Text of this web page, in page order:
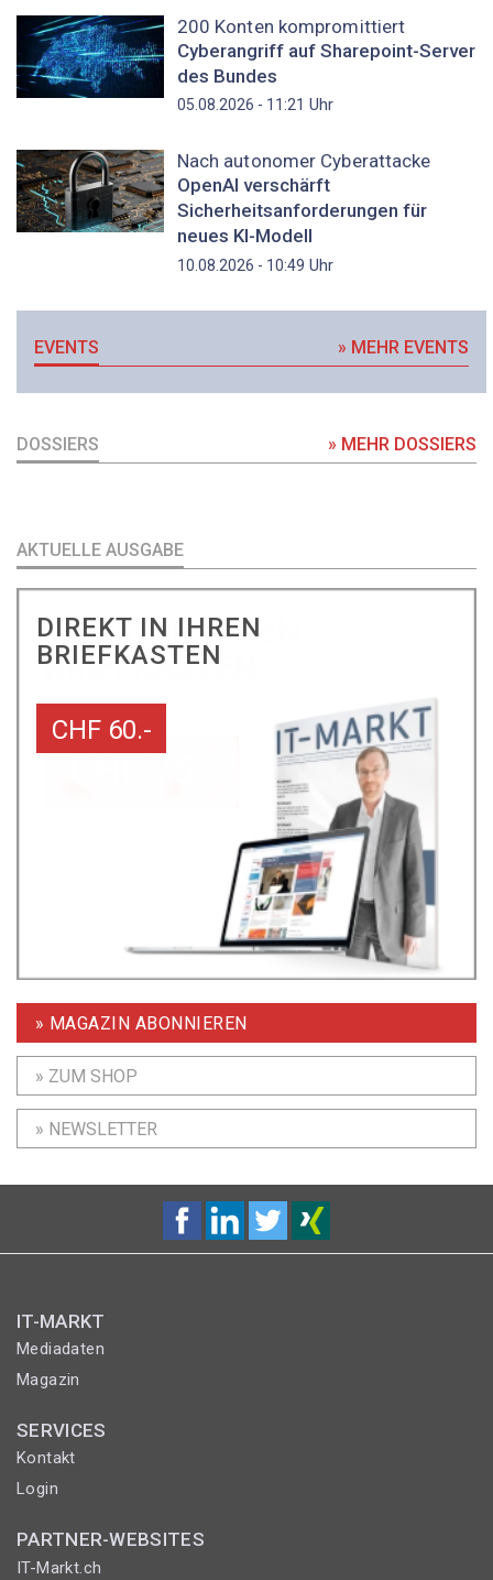
200 Konten kompromittiert
Cyberangriff auf Sharepoint-Server
des Bundes
05.08.2026 - 11:21 Uhr
Nach autonomer Cyberattacke
OpenAI verschärft
Sicherheitsanforderungen für
neues KI-Modell
10.08.2026 - 10:49 Uhr
EVENTS » MEHR EVENTS
DOSSIERS » MEHR DOSSIERS
AKTUELLE AUSGABE
DIREKT IN IHREN
BRIEFKASTEN
CHF 60.-
» MAGAZIN ABONNIEREN
» ZUM SHOP
» NEWSLETTER
IT-MARKT
Mediadaten
Magazin
SERVICES
Kontakt
Login
PARTNER-WEBSITES
IT-Markt.ch